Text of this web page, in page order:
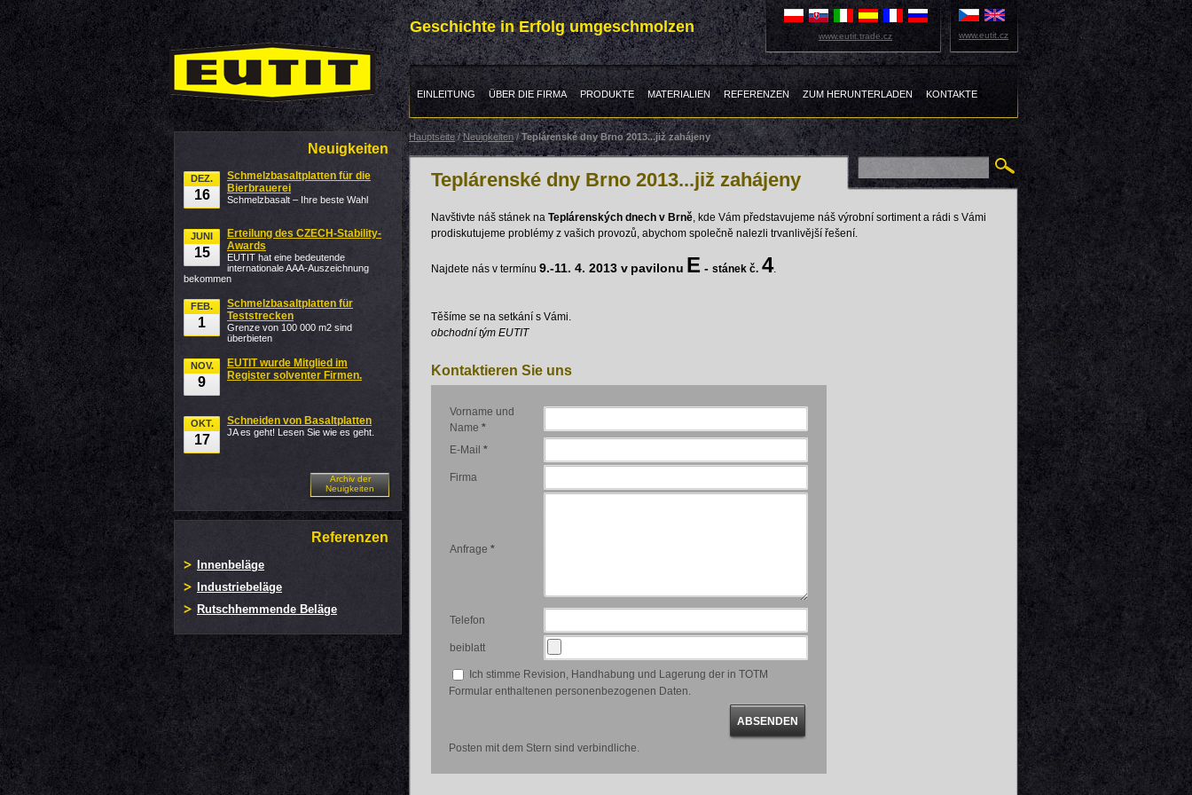
Geschichte in Erfolg umgeschmolzen
EINLEITUNG ÜBER DIE FIRMA PRODUKTE MATERIALIEN REFERENZEN ZUM HERUNTERLADEN KONTAKTE
www.eutit.trade.cz www.eutit.cz
Hauptseite/Neuigkeiten/Teplárenské dny Brno 2013...již zahájeny
Teplárenské dny Brno 2013...již zahájeny
Navštivte náš stánek na Teplárenských dnech v Brně , kde Vám představujeme náš výrobní sortiment a rádi s Vámi
prodiskutujeme problémy z vašich provozů, abychom společně nalezli trvanlivější řešení.
Najdete nás v termínu 9.-11. 4. 2013 v pavilonu E - stánek č. 4.
Těšíme se na setkání s Vámi.
obchodní tým EUTIT
Kontaktieren Sie uns
Vorname und
Name *
E-Mail *
Firma
Anfrage *
Telefon
beiblatt
Ich stimme Revision, Handhabung und Lagerung der in TOTM
Formular enthaltenen personenbezogenen Daten.
Posten mit dem Stern sind verbindliche.
Neuigkeiten
DEZ.
16
Schmelzbasaltplatten für die
Bierbrauerei
Schmelzbasalt – Ihre beste Wahl
JUNI
15
Erteilung des CZECH-Stability-
Awards
EUTIT hat eine bedeutende
internationale AAA-Auszeichnung
bekommen
FEB.
1
Schmelzbasaltplatten für
Teststrecken
Grenze von 100 000 m2 sind
überbieten
NOV.
9
EUTIT wurde Mitglied im
Register solventer Firmen.
OKT.
17
Schneiden von Basaltplatten
JA es geht! Lesen Sie wie es geht.
Archiv der
Neuigkeiten
Referenzen
Innenbeläge
Industriebeläge
Rutschhemmende Beläge